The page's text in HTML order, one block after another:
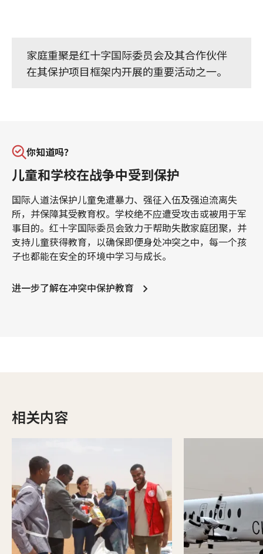
家庭重聚是红十字国际委员会及其合作伙伴
在其保护项目框架内开展的重要活动之一。
你知道吗？
儿童和学校在战争中受到保护
国际人道法保护儿童免遭暴力、强征入伍及强迫流离失
所，并保障其受教育权。学校绝不应遭受攻击或被用于军
事目的。红十字国际委员会致力于帮助失散家庭团聚，并
支持儿童获得教育，以确保即便身处冲突之中，每一个孩
子也都能在安全的环境中学习与成长。
进一步了解在冲突中保护教育
相关内容